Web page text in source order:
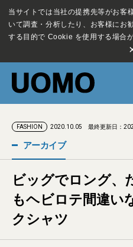
当サイトでは当社の提携先等がお客
いて調査・分析したり、お客様にお
する目的で Cookie を使用する場合が
FASHION 2020.10.05 最終更新日：
アーカイブ
ビッグでロング、
もヘビロテ間違い
クシャツ